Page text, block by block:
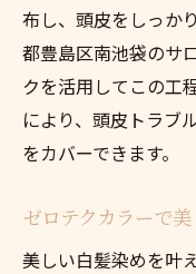
布し、頭皮をしっか
都豊島区南池袋のサ
クを活用してこの工
により、頭皮トラブ
をカバーできます。
ゼロテクカラーで
美しい白髪染めを叶